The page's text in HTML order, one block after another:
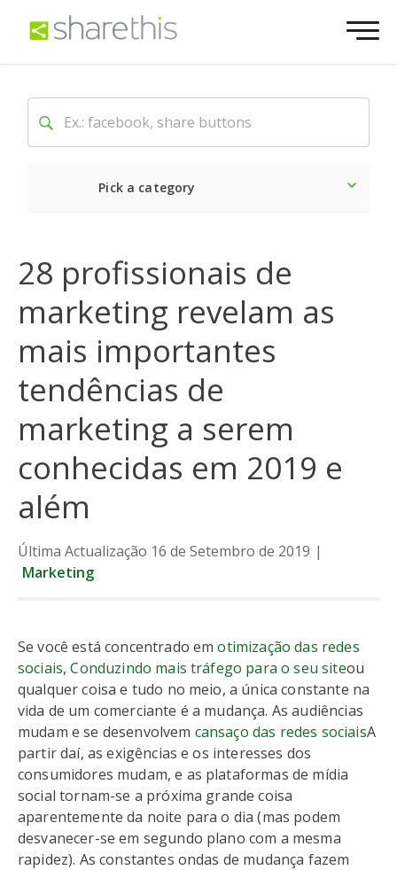
Pick a category
28 profissionais de
marketing revelam as
mais importantes
tendências de
marketing a serem
conhecidas em 2019 e
além
Última Actualização 16 de Setembro de 2019 |
Marketing
Se você está concentrado emotimização das redes
sociais,Conduzindo mais tráfego para o seu siteou
qualquer coisa e tudo no meio, a única constante na
vida de um comerciante é a mudança. As audiências
mudam e se desenvolvem cansaço das redes sociaisA
partir daí, as exigências e os interesses dos
consumidores mudam, e as plataformas de mídia
social tornam-se a próxima grande coisa
aparentemente da noite para o dia (mas podem
desvanecer-se em segundo plano com a mesma
rapidez). As constantes ondas de mudança fazem